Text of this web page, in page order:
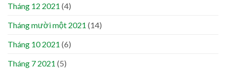
Tháng 12 2021 (4)
Tháng mười một 2021 (14)
Tháng 10 2021 (6)
Tháng 7 2021 (5)